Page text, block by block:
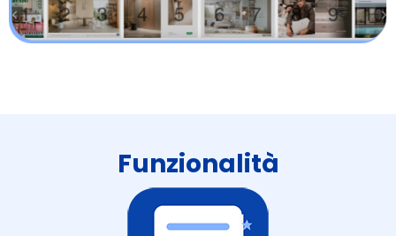
Funzionalità